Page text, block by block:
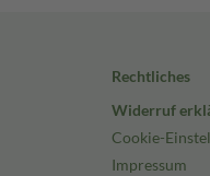
Rechtliches
Widerruf
Cookie-
Impressum